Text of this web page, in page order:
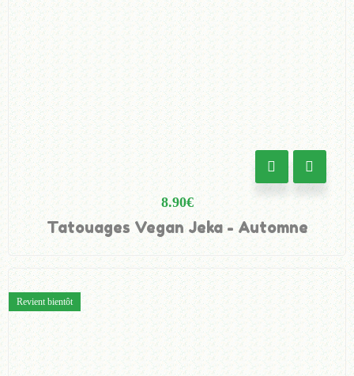
8.90€
Tatouages Vegan Jeka - Automne
Revient bientôt